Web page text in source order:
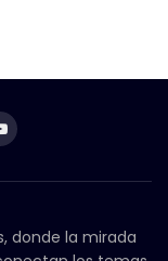
donde la mirada